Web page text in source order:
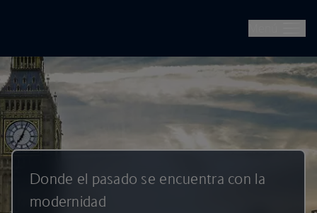
Donde el pasado se encuentra con la
modernidad